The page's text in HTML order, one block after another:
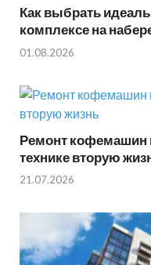
Как выбрать
комплексе на
01.08.2026
Ремонт кофемашин
технике вторую
21.07.2026